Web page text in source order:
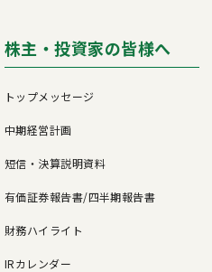
株主・投資家の皆様へ
トップメッセージ
中期経営計画
短信・決算説明資料
有価証券報告書/四半期報告書
財務ハイライト
IRカレンダー